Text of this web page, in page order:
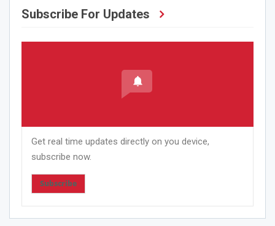
Subscribe For Updates
Get real time updates directly on you device,
subscribe now.
Subscribe